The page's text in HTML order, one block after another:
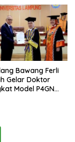
Bawang Ferli
Gelar Doktor
Model P4GN